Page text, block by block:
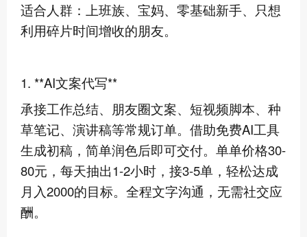
适合人群：上班族、宝妈、零基础新手、只想
利用碎片时间增收的朋友。
1. **AI文案代写**
承接工作总结、朋友圈文案、短视频脚本、种
草笔记、演讲稿等常规订单。借助免费AI工具
生成初稿，简单润色后即可交付。单单价格30-
80元，每天抽出1-2小时，接3-5单，轻松达成
月入2000的目标。全程文字沟通，无需社交应
酬。